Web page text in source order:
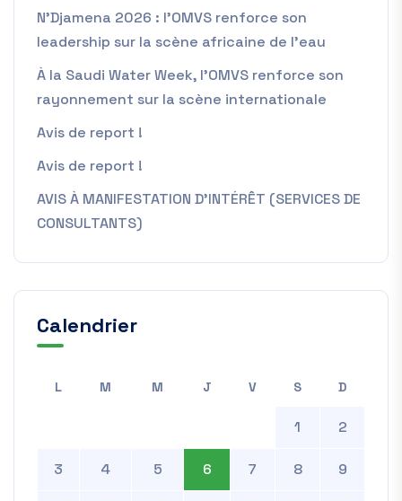
N’Djamena 2026 : l’OMVS renforce son
leadership sur la scène africaine de l’eau
À la Saudi Water Week, l’OMVS renforce son
rayonnement sur la scène internationale
Avis de report !
Avis de report !
AVIS À MANIFESTATION D’INTÉRÊT (SERVICES DE
CONSULTANTS)
Calendrier
L M M J V S D
1 2
3 4 5 6 7 8 9